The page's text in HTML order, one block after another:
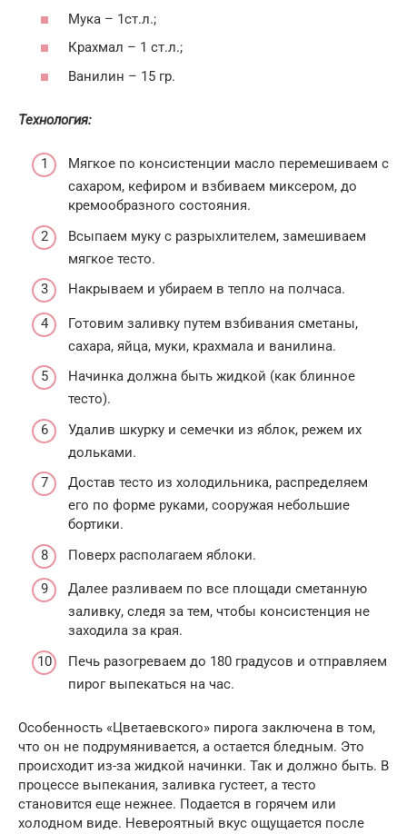
Мука – 1ст.л.;
Крахмал – 1 ст.л.;
Ванилин – 15 гр.
Технология:
Мягкое по консистенции масло перемешиваем с
сахаром, кефиром и взбиваем миксером, до
кремообразного состояния.
Всыпаем муку с разрыхлителем, замешиваем
мягкое тесто.
Накрываем и убираем в тепло на полчаса.
Готовим заливку путем взбивания сметаны,
сахара, яйца, муки, крахмала и ванилина.
Начинка должна быть жидкой (как блинное
тесто).
Удалив шкурку и семечки из яблок, режем их
дольками.
Достав тесто из холодильника, распределяем
его по форме руками, сооружая небольшие
бортики.
Поверх располагаем яблоки.
Далее разливаем по все площади сметанную
заливку, следя за тем, чтобы консистенция не
заходила за края.
Печь разогреваем до 180 градусов и отправляем
пирог выпекаться на час.
Особенность «Цветаевского» пирога заключена в том,
что он не подрумянивается, а остается бледным. Это
происходит из-за жидкой начинки. Так и должно быть. В
процессе выпекания, заливка густеет, а тесто
становится еще нежнее. Подается в горячем или
холодном виде. Невероятный вкус ощущается после